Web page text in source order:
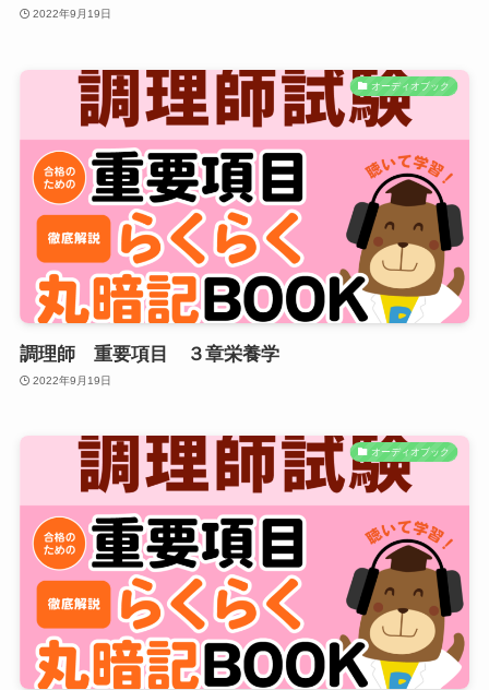
2022年9月19日
オーディオブック
調理師 重要項目 ３章栄養学
2022年9月19日
オーディオブック